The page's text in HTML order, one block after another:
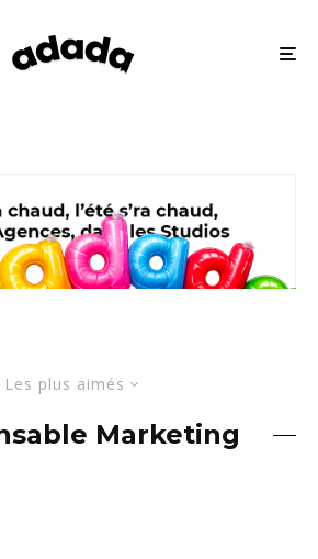
Les plus aimés
Marketing